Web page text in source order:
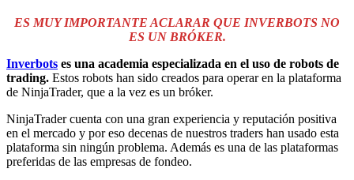
ES MUY IMPORTANTE ACLARAR QUE INVERBOTS NO
ES UN BRÓKER.
Inverbots es una academia especializada en el uso de robots de
trading. Estos robots han sido creados para operar en la plataforma
de NinjaTrader, que a la vez es un bróker.
NinjaTrader cuenta con una gran experiencia y reputación positiva
en el mercado y por eso decenas de nuestros traders han usado esta
plataforma sin ningún problema. Además es una de las plataformas
preferidas de las empresas de fondeo.